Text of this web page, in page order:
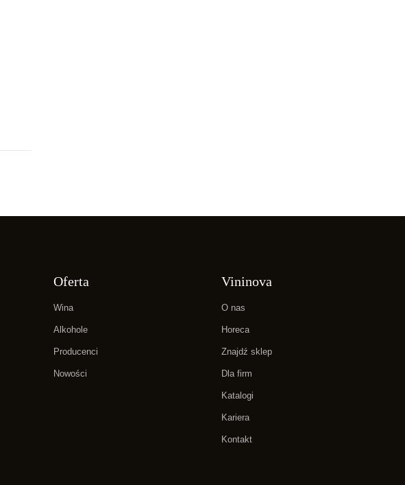
Oferta
Wina
Alkohole
Producenci
Nowości
Vininova
O nas
Horeca
Znajdź sklep
Dla firm
Katalogi
Kariera
Kontakt